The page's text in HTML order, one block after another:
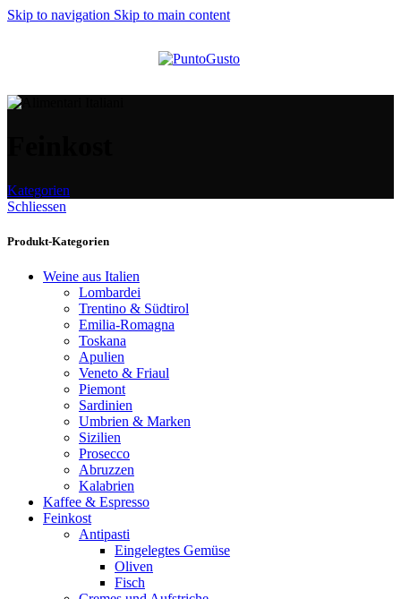
Skip to navigation Skip to main content
Kategorien
Schliessen
Produkt-Kategorien
Weine aus Italien
Lombardei
Trentino & Südtirol
Emilia-Romagna
Toskana
Apulien
Veneto & Friaul
Piemont
Sardinien
Umbrien & Marken
Sizilien
Prosecco
Abruzzen
Kalabrien
Kaffee & Espresso
Feinkost
Antipasti
Eingelegtes Gemüse
Oliven
Fisch